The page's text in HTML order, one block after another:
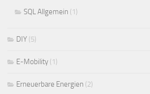
SQL Allgemein (1)
DIY (5)
E-Mobility (1)
Erneuerbare Energien (2)